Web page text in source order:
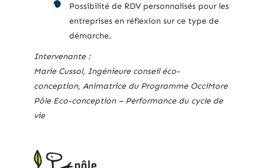
Possibilité de RDV personnalisés pour les
entreprises en réflexion sur ce type de
démarche.
Intervenante :
Marie Cussol, Ingénieure conseil éco-
conception, Animatrice du Programme OcciMore
Pôle Eco-conception – Performance du cycle de
vie